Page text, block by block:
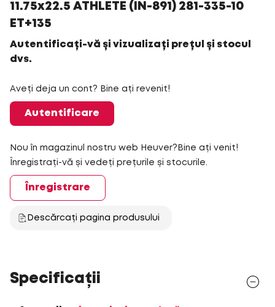
11.75x22.5 ATHLETE (IN-891) 281-335-10
ET+135
Autentificați-vă și vizualizați prețul și stocul
dvs.
Aveți deja un cont? Bine ați revenit!
Autentificare
Nou în magazinul nostru web Heuver?Bine ați venit!
Înregistrați-vă și vedeți prețurile și stocurile.
Înregistrare
Descărcați pagina produsului
Specificații